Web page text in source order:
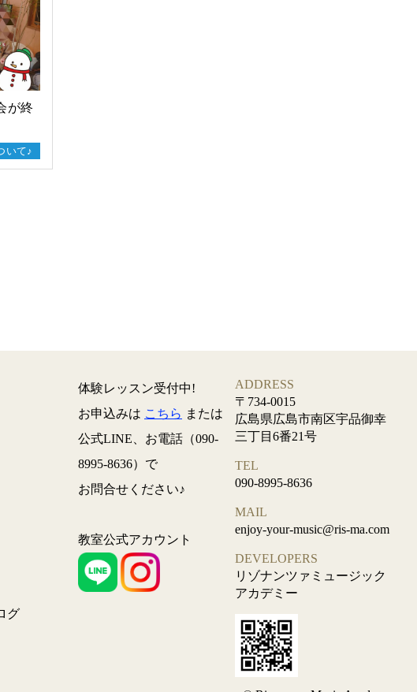
が終
いて♪
グ
体験レッスン受付中!
お申込みは こちら または
公式LINE、お電話（090-
8995-8636）で
お問合せください♪
教室公式アカウント
ADDRESS
〒734-0015
広島県広島市南区宇品御幸
三丁目6番21号
TEL
090-8995-8636
MAIL
enjoy-your-music@ris-ma.com
DEVELOPERS
リゾナンツァミュージック
アカデミー